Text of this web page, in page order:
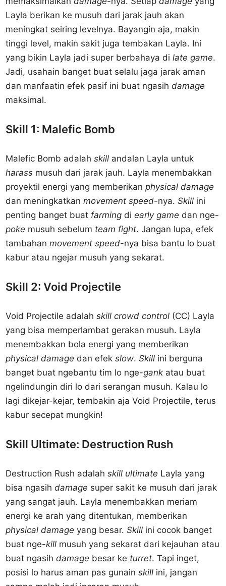
Layla berikan ke musuh dari jarak jauh akan
meningkat seiring levelnya. Bayangin aja, makin
tinggi level, makin sakit juga tembakan Layla. Ini
yang bikin Layla jadi super berbahaya dilate game.
Jadi, usahain banget buat selalu jaga jarak aman
dan manfaatin efek pasif ini buat ngasihdamage
maksimal.
Skill 1: Malefic Bomb
Malefic Bomb adalahskill andalan Layla untuk
harass musuh dari jarak jauh. Layla menembakkan
proyektil energi yang memberikanphysical damage
dan meningkatkanmovement speed-nya.Skill ini
penting banget buat farming diearly game dan nge-
poke musuh sebelum team fight. Jangan lupa, efek
tambahanmovement speed-nya bisa bantu lo buat
kabur atau ngejar musuh yang sekarat.
Skill 2: Void Projectile
Void Projectile adalahskill crowd control (CC) Layla
yang bisa memperlambat gerakan musuh. Layla
menembakkan bola energi yang memberikan
physical damage dan efekslow.Skill ini berguna
banget buat ngebantu tim lo nge-gank atau buat
ngelindungin diri lo dari serangan musuh. Kalau lo
lagi dikejar-kejar, tembakin aja Void Projectile, terus
kabur secepat mungkin!
Skill Ultimate: Destruction Rush
Destruction Rush adalahskill ultimate Layla yang
bisa ngasihdamage super sakit ke musuh dari jarak
yang sangat jauh. Layla menembakkan meriam
energi ke arah yang ditentukan, memberikan
physical damage yang besar.Skill ini cocok banget
buat nge-kill musuh yang sekarat dari kejauhan atau
buat ngasihdamage besar ke turret. Tapi inget,
posisi lo harus aman pas gunainskill ini, jangan